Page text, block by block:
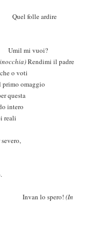
ardire
Rendimi il padre
o voti
primo omaggio
questa
intero
reali
spero! (In